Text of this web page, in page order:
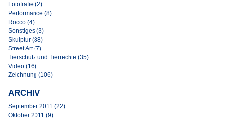
Fotofrafie (2)
Performance (8)
Rocco (4)
Sonstiges (3)
Skulptur (88)
Street Art (7)
Tierschutz und Tierrechte (35)
Video (16)
Zeichnung (106)
ARCHIV
September 2011 (22)
Oktober 2011 (9)